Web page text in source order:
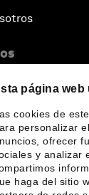
página
cookies de
personalizar
ofrecer
y analizar
haga del sitio
el Foro
idiomas